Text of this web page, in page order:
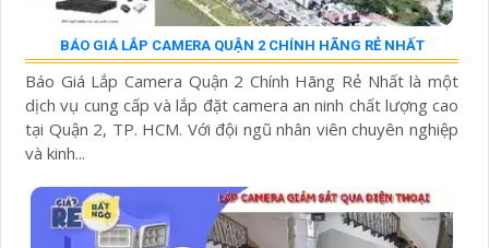
BÁO GIÁ LẮP CAMERA QUẬN 2 CHÍNH HÃNG RẺ NHẤT
Báo Giá Lắp Camera Quận 2 Chính Hãng Rẻ Nhất là một
dịch vụ cung cấp và lắp đặt camera an ninh chất lượng cao
tại Quận 2, TP. HCM. Với đội ngũ nhân viên chuyên nghiệp
và kinh...